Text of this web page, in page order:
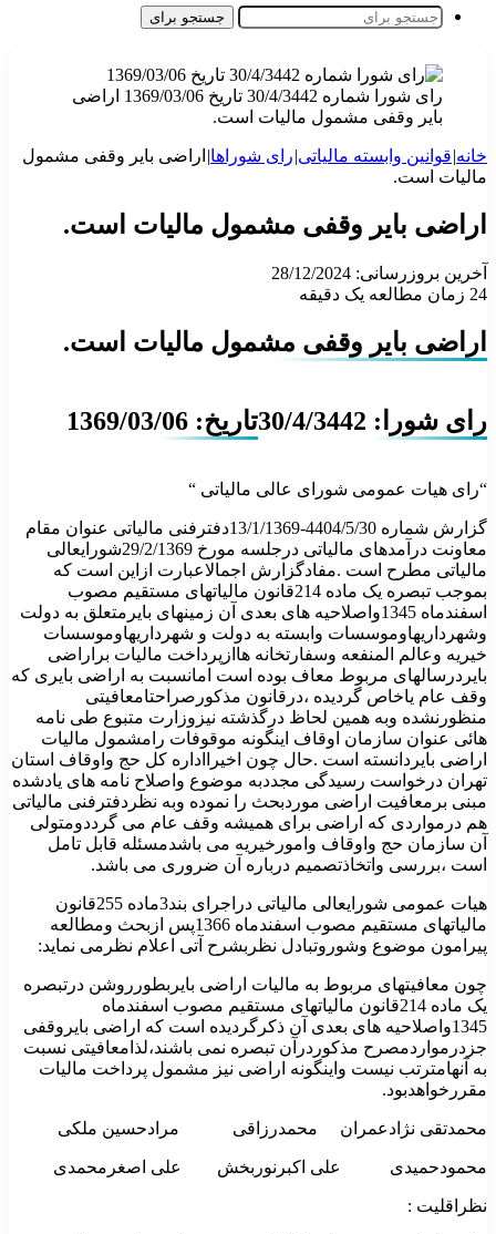
جستجو برای
رای شورا شماره 30/4/3442 تاریخ 1369/03/06 اراضی
بایر وقفی مشمول مالیات است.
خانه|قوانین وابسته مالیاتی|رای شوراها| اراضی بایر وقفی مشمول
مالیات است.
اراضی بایر وقفی مشمول مالیات است.
آخرین بروزرسانی: 28/12/2024
24 زمان مطالعه یک دقیقه
اراضی بایر وقفی مشمول مالیات است.
رای شورا: 30/4/3442 تاریخ: 1369/03/06
“رای هیات عمومی شورای عالی مالیاتی “
گزارش شماره 4404/5/30-13/1/1369دفترفنی مالیاتی عنوان مقام
معاونت درآمدهای مالیاتی درجلسه مورخ 29/2/1369شورایعالی
مالیاتی مطرح است .مفادگزارش اجمالاعبارت ازاین است که
بموجب تبصره یک ماده 214قانون مالیاتهای مستقیم مصوب
اسفندماه 1345واصلاحیه های بعدی آن زمینهای بایرمتعلق به دولت
وشهرداریهاوموسسات وابسته به دولت و شهرداریهاوموسسات
خیریه وعالم المنفعه وسفارتخانه هاازپرداخت مالیات براراضی
بایردرسالهای مربوط معاف بوده است امانسبت به اراضی بایری که
وقف عام یاخاص گردیده ،درقانون مذکورصراحتامعافیتی
منظورنشده وبه همین لحاظ درگذشته نیزوزارت متبوع طی نامه
هائی عنوان سازمان اوقاف اینگونه موقوفات رامشمول مالیات
اراضی بایردانسته است .حال چون اخیرااداره کل حج واوقاف استان
تهران درخواست رسیدگی مجددبه موضوع واصلاح نامه های یادشده
مبنی برمعافیت اراضی موردبحث را نموده وبه نظردفترفنی مالیاتی
هم درمواردی که اراضی برای همیشه وقف عام می گرددومتولی
آن سازمان حج واوقاف وامورخیریه می باشدمسئله قابل تامل
است ،بررسی واتخاذتصمیم درباره آن ضروری می باشد.
هیات عمومی شورایعالی مالیاتی دراجرای بند3ماده 255قانون
مالیاتهای مستقیم مصوب اسفندماه 1366پس ازبحث ومطالعه
پیرامون موضوع وشوروتبادل نظربشرح آتی اعلام نظرمی نماید:
چون معافیتهای مربوط به مالیات اراضی بایربطورروشن درتبصره
یک ماده 214قانون مالیاتهای مستقیم مصوب اسفندماه
1345واصلاحیه های بعدی آن ذکرگردیده است که اراضی بایروقفی
جزدرمواردمصرح مذکوردرآن تبصره نمی باشند،لذامعافیتی نسبت
به آنهامترتب نیست واینگونه اراضی نیز مشمول پرداخت مالیات
مقررخواهدبود.
محمدتقی نژادعمران محمدرزاقی مرادحسین ملکی
محمودحمیدی علی اکبرنوربخش علی اصغرمحمدی
نظراقلیت :